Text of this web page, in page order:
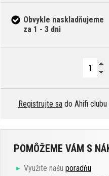
Obvykle naskladňujeme
za 1 - 3 dni
Registrujte sa do Ahifi
POMÔŽEME VÁM S
Využite našu poradňu